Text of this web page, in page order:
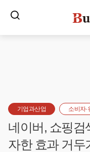
기업과산업 소비자·
네이버, 쇼핑검
자한 효과 거두